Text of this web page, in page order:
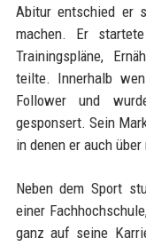
Abitur entschied er
machen. Er
Trainingspläne,
teilte. Innerhalb
Follower und
gesponsert. Sein
in denen er auch
Neben dem Sport
einer
ganz auf seine